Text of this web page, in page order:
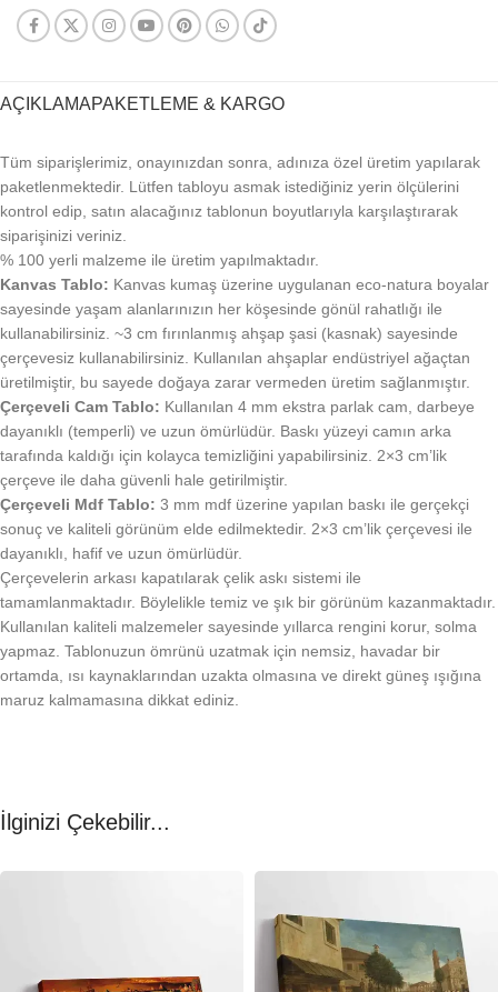
AÇIKLAMAPAKETLEME & KARGO
Tüm siparişlerimiz, onayınızdan sonra, adınıza özel üretim yapılarak
paketlenmektedir. Lütfen tabloyu asmak istediğiniz yerin ölçülerini
kontrol edip, satın alacağınız tablonun boyutlarıyla karşılaştırarak
siparişinizi veriniz.
% 100 yerli malzeme ile üretim yapılmaktadır.
Kanvas Tablo: Kanvas kumaş üzerine uygulanan eco-natura boyalar
sayesinde yaşam alanlarınızın her köşesinde gönül rahatlığı ile
kullanabilirsiniz. ~3 cm fırınlanmış ahşap şasi (kasnak) sayesinde
çerçevesiz kullanabilirsiniz. Kullanılan ahşaplar endüstriyel ağaçtan
üretilmiştir, bu sayede doğaya zarar vermeden üretim sağlanmıştır.
Çerçeveli Cam Tablo: Kullanılan 4 mm ekstra parlak cam, darbeye
dayanıklı (temperli) ve uzun ömürlüdür. Baskı yüzeyi camın arka
tarafında kaldığı için kolayca temizliğini yapabilirsiniz. 2×3 cm’lik
çerçeve ile daha güvenli hale getirilmiştir.
Çerçeveli Mdf Tablo: 3 mm mdf üzerine yapılan baskı ile gerçekçi
sonuç ve kaliteli görünüm elde edilmektedir. 2×3 cm’lik çerçevesi ile
dayanıklı, hafif ve uzun ömürlüdür.
Çerçevelerin arkası kapatılarak çelik askı sistemi ile
tamamlanmaktadır. Böylelikle temiz ve şık bir görünüm kazanmaktadır.
Kullanılan kaliteli malzemeler sayesinde yıllarca rengini korur, solma
yapmaz. Tablonuzun ömrünü uzatmak için nemsiz, havadar bir
ortamda, ısı kaynaklarından uzakta olmasına ve direkt güneş ışığına
maruz kalmamasına dikkat ediniz.
İlginizi Çekebilir...